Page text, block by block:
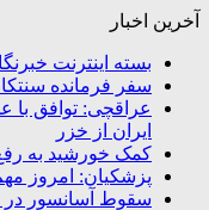
آخرین اخبار
بسته اینترنت
سفر فرمانده
ایران از خزر
کمک خورشید به
پزشکیان: امروز
سقوط آسانسور در میدان